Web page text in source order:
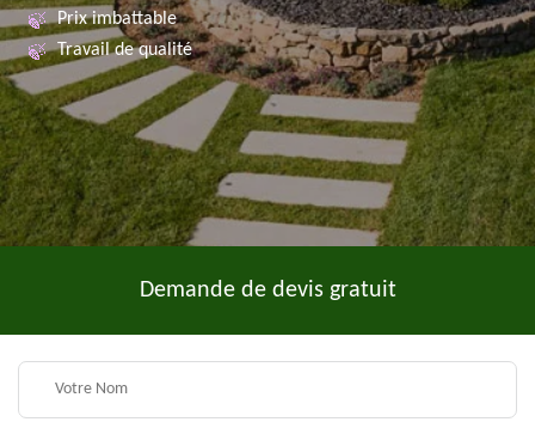
Prix imbattable
Travail de qualité
Demande de devis gratuit